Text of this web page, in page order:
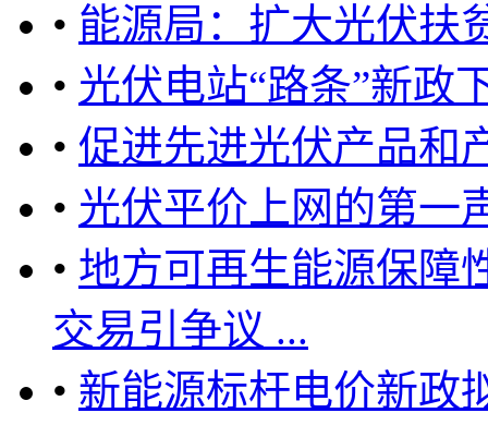
• 能源局：扩大光伏扶
• 光伏电站“路条”新政
• 促进先进光伏产品和
• 光伏平价上网的第一
• 地方可再生能源保障
交易引争议 ...
• 新能源标杆电价新政